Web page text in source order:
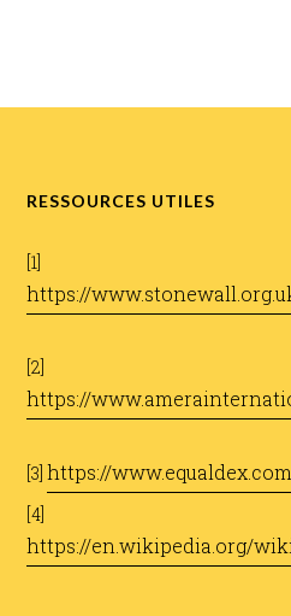
RESSOURCES UTILES
​[1]
https://
[2]
https://
[3]https://
[4]
https://en.wikipedia.org/